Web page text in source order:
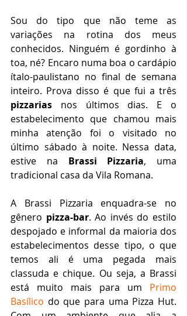
Sou do tipo que não teme as
variações na rotina dos meus
conhecidos. Ninguém é gordinho à
toa, né? Encaro numa boa o cardápio
ítalo-paulistano no final de semana
pizzarias nos últimos dias. E o
estabelecimento que chamou mais
minha atenção foi o visitado no
último sábado à noite. Nessa data,
estive na Brassi Pizzaria, uma
tradicional casa da Vila Romana.
A Brassi Pizzaria enquadra-se no
gênero pizza-bar. Ao invés do estilo
despojado e informal da maioria dos
estabelecimentos desse tipo, o que
temos ali é uma pegada mais
classuda e chique. Ou seja, a Brassi
está muito mais para um Primo
Basílico do que para uma Pizza Hut.